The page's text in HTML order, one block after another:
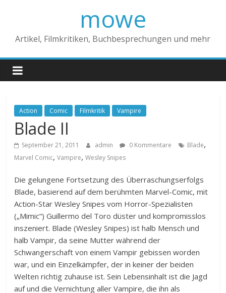
mowe
Artikel, Filmkritiken, Buchbesprechungen und mehr
Action Comic Filmkritik Vampire
Blade II
September 21, 2011 admin 0 Kommentare Blade,
Marvel Comic,Vampire,Wesley Snipes
Die gelungene Fortsetzung des Überraschungserfolgs
Blade, basierend auf dem berühmten Marvel-Comic, mit
Action-Star Wesley Snipes vom Horror-Spezialisten
(„Mimic“) Guillermo del Toro düster und kompromisslos
inszeniert. Blade (Wesley Snipes) ist halb Mensch und
halb Vampir, da seine Mutter während der
Schwangerschaft von einem Vampir gebissen worden
war, und ein Einzelkämpfer, der in keiner der beiden
Welten richtig zuhause ist. Sein Lebensinhalt ist die Jagd
auf und die Vernichtung aller Vampire, die ihn als